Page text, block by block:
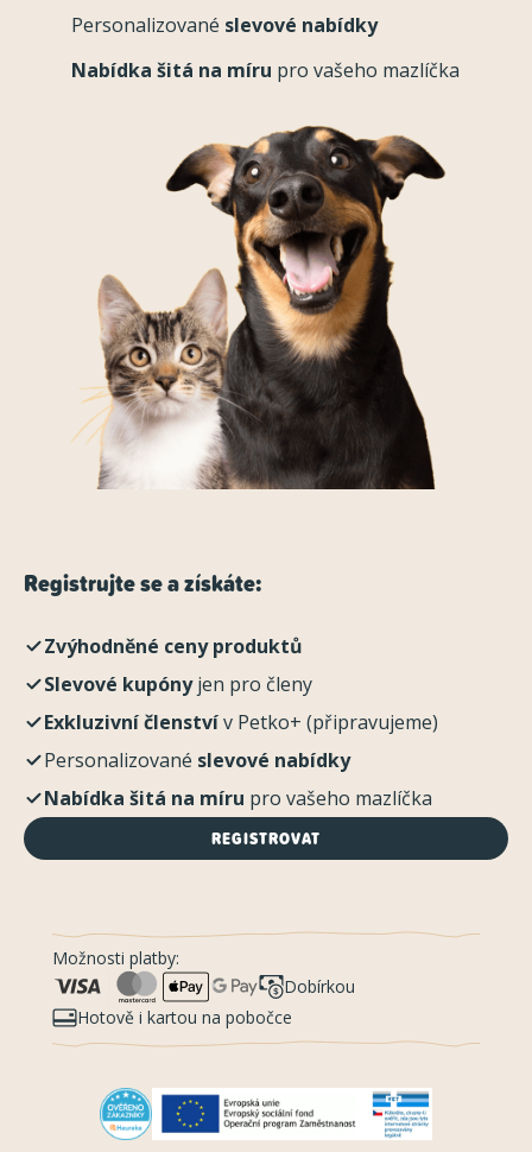
Personalizované slevové nabídky
Nabídka šitá na míru pro vašeho mazlíčka
Registrujte se a získáte:
Zvýhodněné ceny produktů
Slevové kupónyjen pro členy
Exkluzivní členstvív Petko+ (připravujeme)
Personalizované slevové nabídky
Nabídka šitá na míru pro vašeho mazlíčka
REGISTROVAT
Možnosti platby:
Dobírkou
Hotově i kartou na pobočce